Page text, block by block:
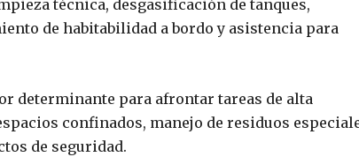
técnica, desgasificación de tanques,
de habitabilidad a bordo y asistencia para
determinante para afrontar tareas de alta
confinados, manejo de residuos
de seguridad.